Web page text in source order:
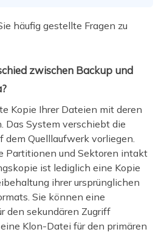
häufig gestellte Fragen zu
zwischen Backup und
Kopie Ihrer Dateien mit deren
Das System verschiebt die
dem Quelllaufwerk vorliegen.
Partitionen und Sektoren intakt
ist lediglich eine Kopie
ihrer ursprünglichen
Sie können eine
den sekundären Zugriff
Klon-Datei für den primären